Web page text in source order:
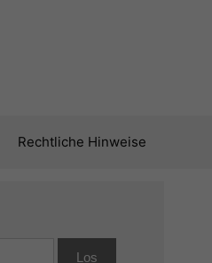
Rechtliche Hinweise